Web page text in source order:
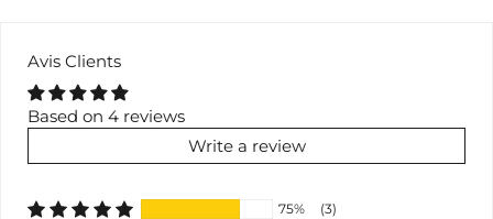
Avis Clients
Based on 4 reviews
Write a review
75%
(3)